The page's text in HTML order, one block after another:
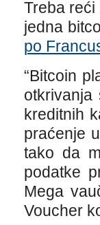
Treba
jedna
po
“Bitcoin
kreditnih
praćenje
tako da
podatke
Mega
Voucher